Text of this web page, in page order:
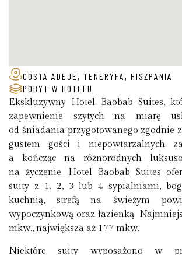
COSTA ADEJE, TENERYFA, HISZPANIA
POBYT W HOTELU
Ekskluzywny Hotel Baobab Suites,
zapewnienie szytych na miarę
od śniadania przygotowanego zgodnie
gustem gości i niepowtarzalnych
a kończąc na różnorodnych
na życzenie. Hotel Baobab Suites
suity z 1, 2, 3 lub 4 sypialniami,
kuchnią, strefą na świeżym
wypoczynkową oraz łazienką.
mkw., największa aż 177 mkw.
Niektóre suity wyposażono w